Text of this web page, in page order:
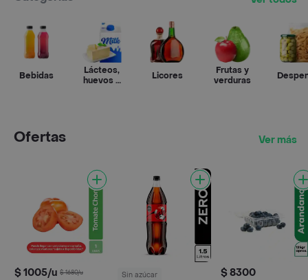
Bebidas
Lácteos,
huevos y
Licores
Frutas y
verduras
Ofertas Ver más
$ 1005/u $ 1680/u Sin azúcar $ 8300